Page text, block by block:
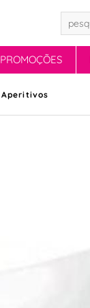
PROMOÇÕES
Aperitivos